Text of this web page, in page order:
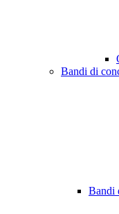
Bandi di
Bandi